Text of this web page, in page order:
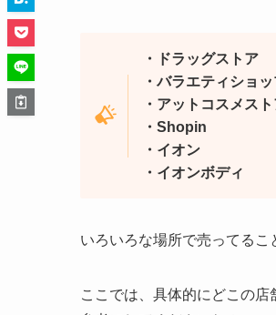
・ドラッグストア
・バラエティショ
・アットコスメス
・Shopin
・イオン
・イオンボ
いろいろな場所で売ってるこ
ここでは、具体的にどこの